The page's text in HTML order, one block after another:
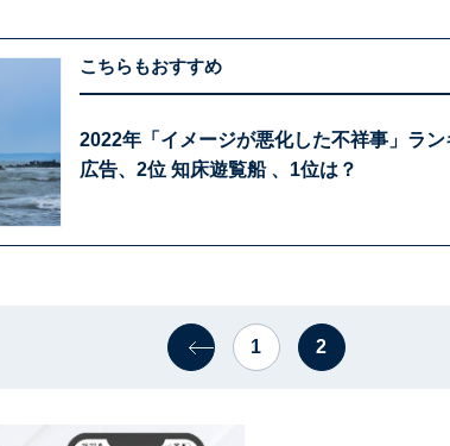
こちらもおすすめ
2022年「イメージが悪化した不祥事」ラ
広告、2位 知床遊覧船 、1位は？
1 2